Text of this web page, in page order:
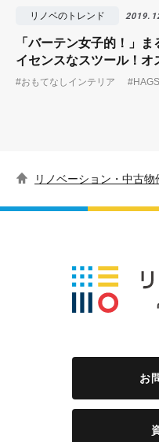
リノベのトレンド
「バーテン女子的！」
イセンスなスツール！オ
#おもてなしインテリア #HAGS
リノベーション・中古
お